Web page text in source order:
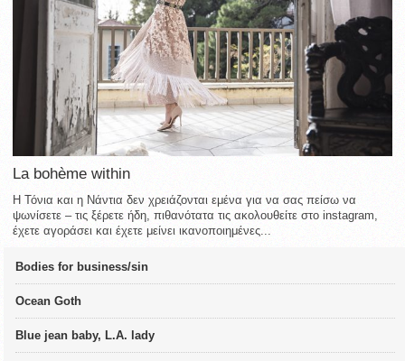
La bohème within
Η Τόνια και η Νάντια δεν χρειάζονται εμένα για να σας πείσω να
ψωνίσετε – τις ξέρετε ήδη, πιθανότατα τις ακολουθείτε στο instagram,
έχετε αγοράσει και έχετε μείνει ικανοποιημένες...
Bodies for business/sin
Ocean Goth
Blue jean baby, L.A. lady